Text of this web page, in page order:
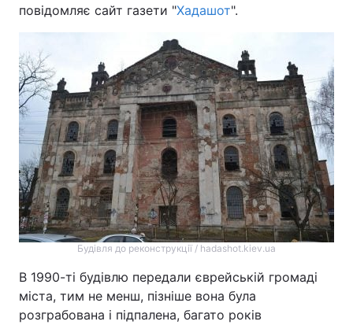
Україна Політика
Економіка Світ
Спорт Наука
Техно і зв'язок Лайт
Зброя Інциденти
Здоров'я Туризм
Цікавинки Погода
Лонгріди
повідомляє сайт газети "Хадашот".
Будівля до реконструкції / hadashot.kiev.ua
В 1990-ті будівлю передали єврейській громаді
міста, тим не менш, пізніше вона була
розграбована і підпалена, багато років